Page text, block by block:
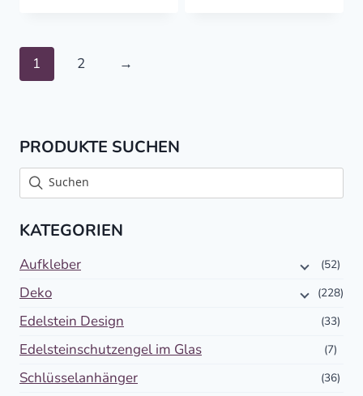
1 2 →
PRODUKTE SUCHEN
KATEGORIEN
Aufkleber (52)
Deko (228)
Edelstein Design (33)
Edelsteinschutzengel im Glas (7)
Schlüsselanhänger (36)